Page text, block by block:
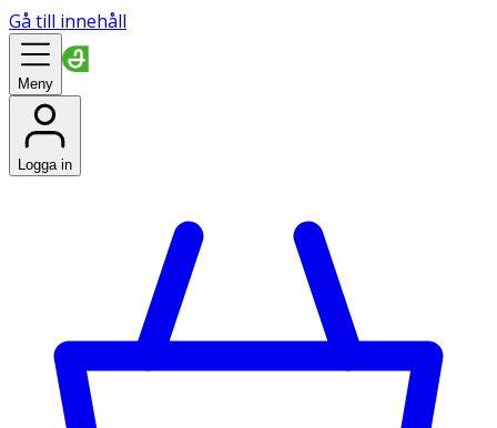
Gå till innehåll
Meny
Logga in